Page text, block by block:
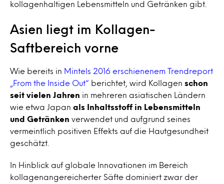
kollagenhaltigen Lebensmitteln und Getränken gibt.
Asien liegt im Kollagen-
Saftbereich vorne
Wie bereits in Mintels 2016 erschienenem Trendreport
„From the Inside Out“ berichtet, wird Kollagen schon
seit vielen Jahren in mehreren asiatischen Ländern
wie etwa Japan als Inhaltsstoff in Lebensmitteln
und Getränken verwendet und aufgrund seines
vermeintlich positiven Effekts auf die Hautgesundheit
geschätzt.
In Hinblick auf globale Innovationen im Bereich
kollagenangereicherter Säfte dominiert zwar der